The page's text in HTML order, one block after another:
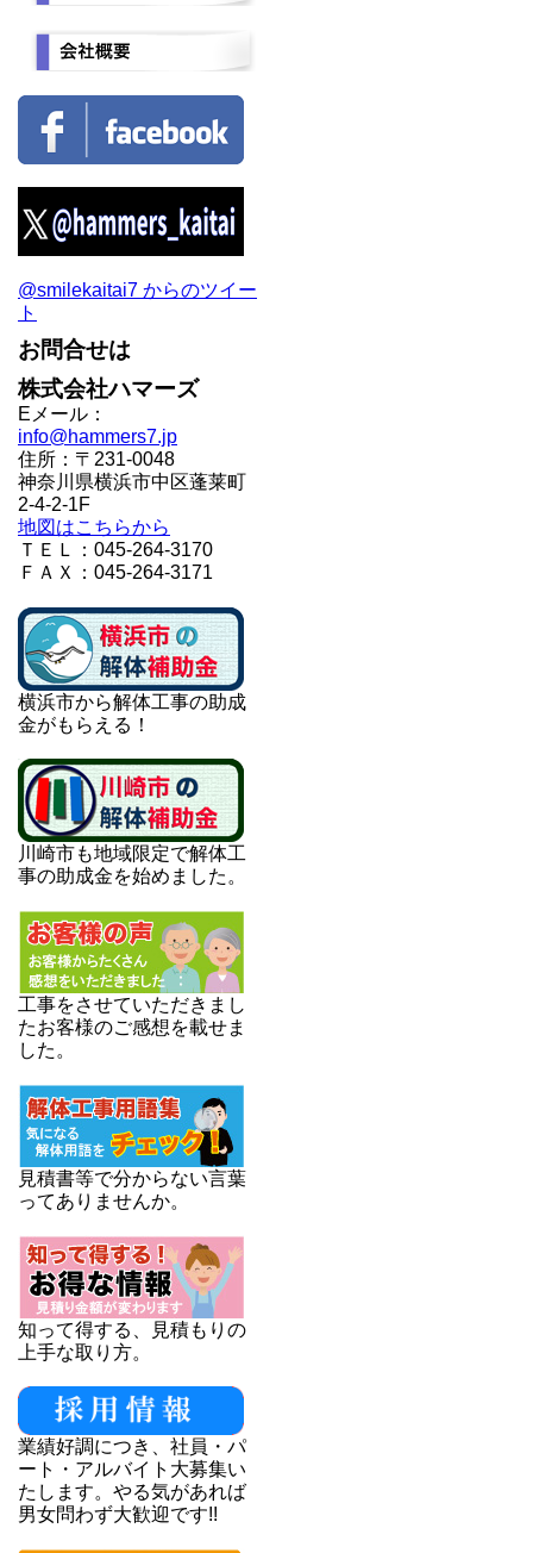
@smilekaitai7 からのツイー
ト
お問合せは
株式会社ハマーズ
Eメール：
info@hammers7.jp
住所：〒231-0048
神奈川県横浜市中区蓬莱町
2-4-2-1F
地図はこちらから
ＴＥＬ：045-264-3170
ＦＡＸ：045-264-3171
横浜市から解体工事の助成
金がもらえる！
川崎市も地域限定で解体工
事の助成金を始めました。
工事をさせていただきまし
たお客様のご感想を載せま
した。
見積書等で分からない言葉
ってありませんか。
知って得する、見積もりの
上手な取り方。
業績好調につき、社員・パ
ート・アルバイト大募集い
たします。やる気があれば
男女問わず大歓迎です!!